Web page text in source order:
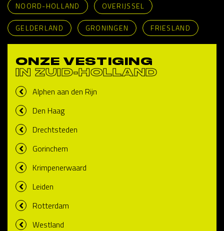
NOORD-HOLLAND OVERIJSSEL
GELDERLAND GRONINGEN FRIESLAND
ONZE VESTIGING
IN ZUID-HOLLAND
Alphen aan den Rijn
Den Haag
Drechtsteden
Gorinchem
Krimpenerwaard
Leiden
Rotterdam
Westland